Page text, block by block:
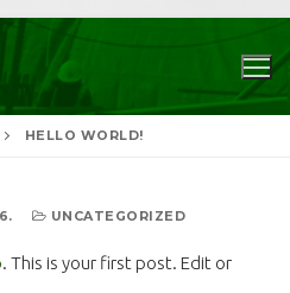
HELLO WORLD!
UNCATEGORIZED
. This is your first post. Edit or